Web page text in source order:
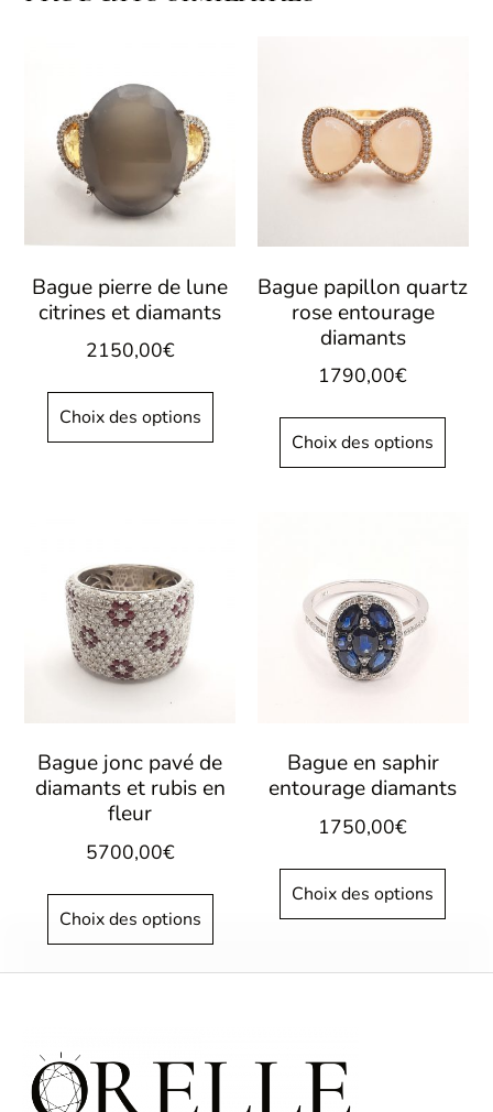
Bague pierre de lune
citrines et diamants
2150,00€
Choix des options
Bague papillon quartz
rose entourage
diamants
1790,00€
Choix des options
Bague jonc pavé de
diamants et rubis en
fleur
5700,00€
Choix des options
Bague en saphir
entourage diamants
1750,00€
Choix des options